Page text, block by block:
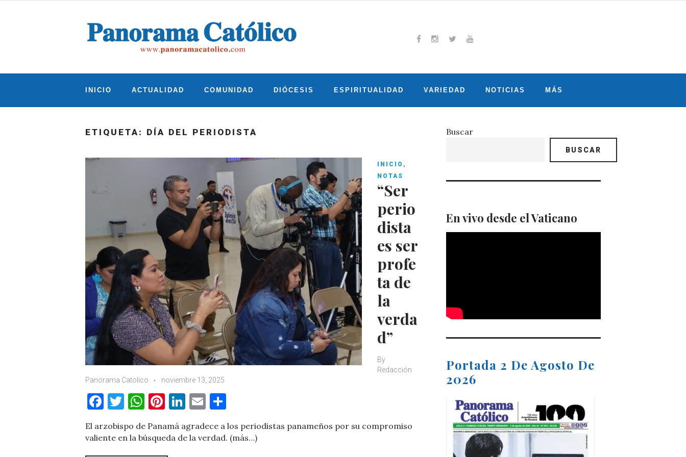
INICIO ACTUALIDAD COMUNIDAD DIÓCESIS ESPIRITUALIDAD VARIEDAD NOTICIAS MÁS
ETIQUETA: DÍA DEL PERIODISTA
INICIO ,
NOTAS
“Ser
perio
dista
es ser
profe
ta de
la
verda
d”
By
Redacción
Panorama Catolico
noviembre 13, 2025
F
c
e
T
it
te
W
h
at
s
Pi
nt
er
es
Li
k
E
ai
o
m
El arzobispo de Panamá agradece a los periodistas panameños por su compromiso
valiente en la búsqueda de la verdad. (más…)
Buscar
BUSCAR
En vivo desde el Vaticano
Portada 2 De Agosto De
2026